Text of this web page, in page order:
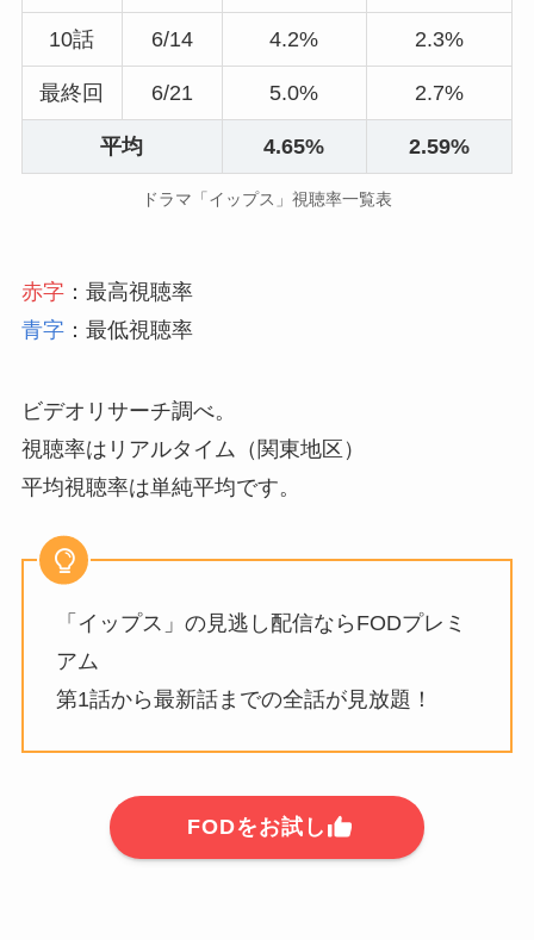
10話 6/14 4.2% 2.3%
最終回 6/21 5.0% 2.7%
平均 4.65% 2.59%
ドラマ「イップス」視聴率一覧表
赤字：最高視聴率
青字：最低視聴率
ビデオリサーチ調べ。
視聴率はリアルタイム（関東地区）
平均視聴率は単純平均です。
「イップス」の見逃し配信ならFODプレミ
アム
第1話から最新話までの全話が見放題！
FODをお試し